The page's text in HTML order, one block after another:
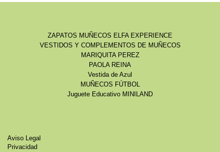
ZAPATOS MUÑECOS ELFA EXPERIENCE
VESTIDOS Y COMPLEMENTOS DE MUÑECOS
MARIQUITA PEREZ
PAOLA REINA
Vestida de Azul
MUÑECOS FÚTBOL
Juguete Educativo MINILAND
Aviso Legal
Privacidad